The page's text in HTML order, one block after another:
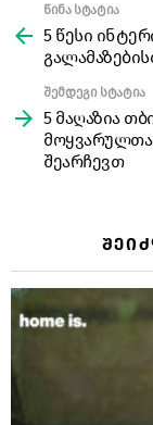
more
წინა სტატია
5 წესი
შემდეგი სტატია
5 მაღაზია
შეარჩევთ